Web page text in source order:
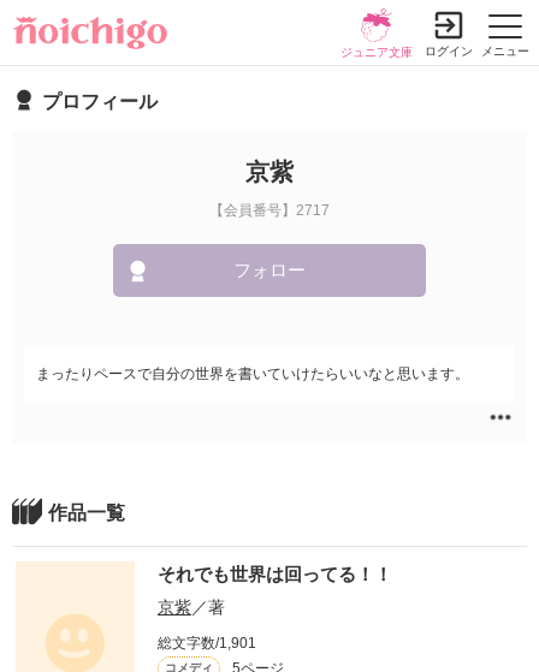
メニュー
ジュニア文庫 ログイン
プロフィール
京紫
【会員番号】2717
フォロー
まったりペースで自分の世界を書いていけたらいいなと思います。
作品一覧
それでも世界は回ってる！！
京紫／著
総文字数/1,901
コメディ 5ページ